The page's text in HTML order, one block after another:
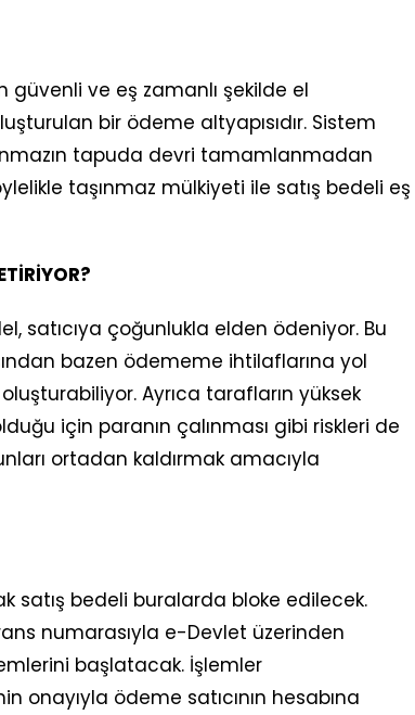
güvenli ve eş zamanlı şekilde el
bir ödeme altyapısıdır. Sistem
tapuda devri tamamlanmadan
taşınmaz mülkiyeti ile satış bedeli eş
satıcıya çoğunlukla elden ödeniyor. Bu
bazen ödememe ihtilaflarına yol
Ayrıca tarafların yüksek
için paranın çalınması gibi riskleri de
ortadan kaldırmak amacıyla
satış bedeli buralarda bloke edilecek.
numarasıyla e-Devlet üzerinden
başlatacak. İşlemler
ödeme satıcının hesabına